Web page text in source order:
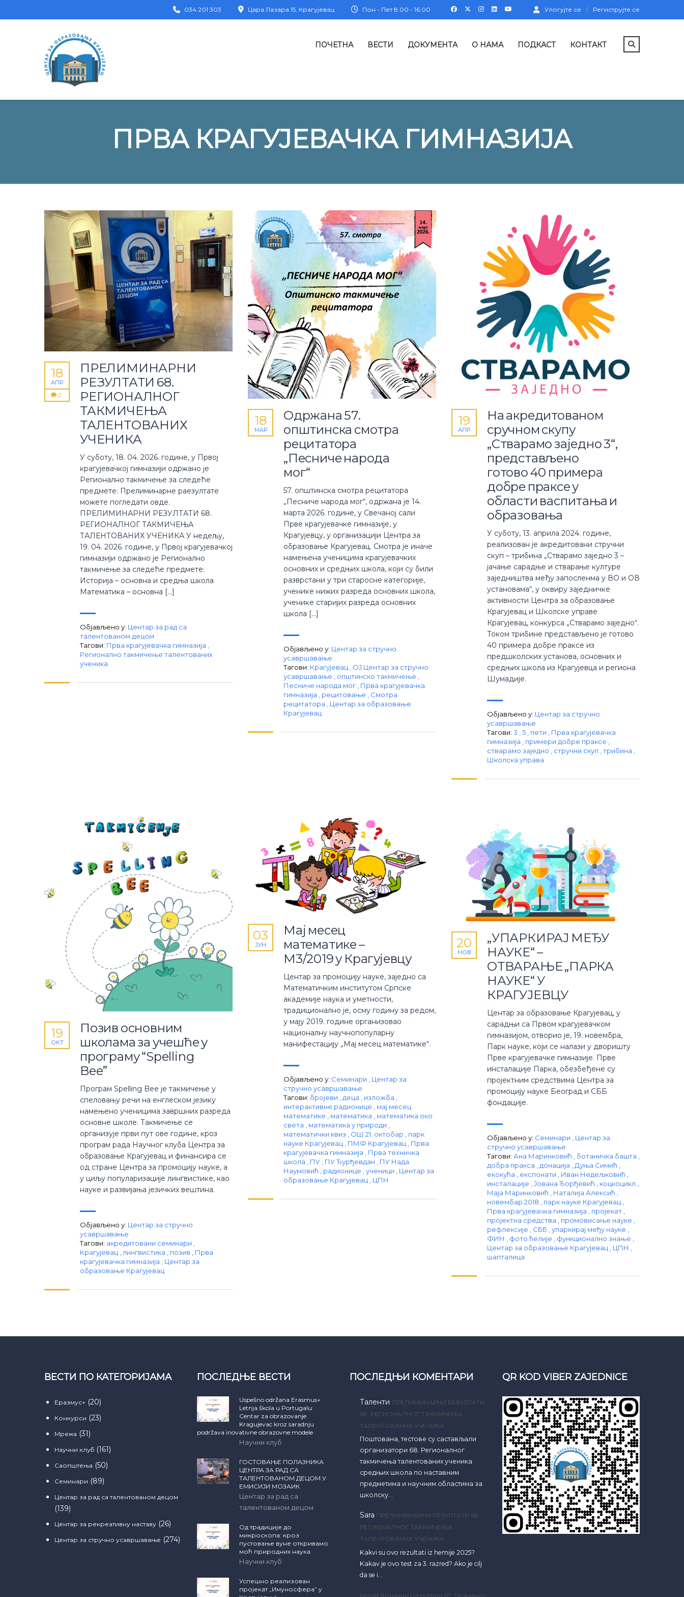
Улогујте се Региструјте се
Пон - Пет 8.00 - 16.00
Цара Лазара 15, Крагујевац
034 201 303
ПОЧЕТНА ВЕСТИ ДОКУМЕНТА О НАМА ПОДКАСТ КОНТАКТ
ПРВА КРАГУЈЕВАЧКА ГИМНАЗИЈА
ПРЕЛИМИНАРНИ
РЕЗУЛТАТИ 68.
РЕГИОНАЛНОГ
ТАКМИЧЕЊА
ТАЛЕНТОВАНИХ
УЧЕНИКА
18
АПР
2
У суботу, 18. 04. 2026. године, у Првој
крагујевачкој гимназији одржано је
Регионално такмичење за следеће
предмете: Прелиминарне раезултате
можете погледати овде.
ПРЕЛИМИНАРНИ РЕЗУЛТАТИ 68.
РЕГИОНАЛНОГ ТАКМИЧЕЊА
ТАЛЕНТОВАНИХ УЧЕНИКА У недељу,
19. 04. 2026. године, у Првој крагујевачкој
гимназији одржано је Регионално
такмичење за следеће предмете:
Историја – основна и средња школа
Математика – основна […]
Објављено у: Центар за рад са
талентованом децом
Тагови: Прва крагујевачка гимназија
Регионално такмичење талентованих
ученика
Одржана 57.
општинска смотра
рецитатора
„Песниче народа
мог“
18
МАР
57. општинска смотра рецитатора
„Песниче народа мог“, одржана је 14.
марта 2026. године, у Свечаној сали
Прве крагујевачке гимназије, у
Крагујевцу, у организацији Центра за
образовање Крагујевац. Смотра је иначе
намењена ученицима крагујевачких
основних и средњих школа, који су били
разврстани у три старосне категорије,
ученике нижих разреда основних школа,
ученике старијих разреда основних
школа […]
Објављено у: Центар за стручно
усавршавање
Тагови: Крагујевац
ОЈ Центар за стручно
усавршавање
општинско такмичење
Песниче народа мог
Прва крагујевачка
гимназија
рецитовање
Смотра
рецитатора
Центар за образовање
Крагујевац
На акредитованом
сручном скупу
„Стварамо заједно 3“,
представљено
готово 40 примера
добре праксе у
области васпитања и
образовања
19
АПР
У суботу, 13. априла 2024. године,
реализован је акредитовани стручни
скуп – трибина „Стварамо заједно 3 –
јачање сарадње и стварање културе
заједништва међу запосленма у ВО и ОВ
установама“, у оквиру заједничке
активности Центра за образовање
Крагујевац и Школске управе
Крагујевац, конкурса „Стварамо заједно“.
Током трибине представљено је готово
40 примера добре праксе из
предшколских установа, основних и
средњих школа из Крагујевца и региона
Шумадије.
Објављено у: Центар за стручно
усавршавање
Тагови: 3 5 пети
Прва крагујевачка
гимназија
примери добре праксе
стварамо заједно
стручни скуп трибина
Школска управа
Позив основним
школама за учешће у
програму “Spelling
Bee”
19
ОКТ
Програм Spelling Bee је такмичење у
спеловању речи на енглеском језику
намењено ученицима завршних разреда
основне школе. Такмичење се
организује први пут ове године, кроз
програм рада Научног клуба Центра за
образовање Крагујевац и финансира се
од стране Центра за промоцију науке, а
у циљу популаризације лингвистике, као
науке и развијања језичких вештина.
Објављено у: Центар за стручно
усавршавање
Тагови: акредитовани семинари
Крагујевац
лингвистика позив
Прва
крагујевачка гимназија
Центар за
образовање Крагујевац
Мај месец
математике –
М3/2019 у Крагујевцу
03
ЈУН
Центар за промоцију науке, заједно са
Математичким институтом Српске
академије наука и уметности,
традиционално je, осму годину за редом,
у мају 2019. године организовао
националну научнопопуларну
манифестацију „Мај месец математике“.
Објављено у: Семинари
Центар за
стручно усавршавање
Тагови: бројеви деца изложба
интерактивне радионице
мај месец
математике
математика
математика око
света
математика у природи
математички квиз
ОШ 21. октобар
парк
науке Крагујевац
ПМФ Крагујевац
Прва
крагујевачка гимназија
Прва техничка
школа
ПУ ПУ Ђурђевдан
ПУ Нада
Наумовић
радионице ученици
Центар за
образовање Крагујевац
ЦПН
„УПАРКИРАЈ МЕЂУ
НАУКЕ“ –
ОТВАРАЊЕ „ПАРКА
НАУКЕ“ У
КРАГУЈЕВЦУ
20
НОВ
Центар за образовање Крагујевац, у
сарадњи са Првом крагујевачком
гимназијом, отворио је, 19. новембра,
Парк науке, који се налази у дворишту
Прве крагујевачке гимназије. Прве
инсталације Парка, обезбеђене су
пројектним средствима Центра за
промоцију науке Београд и СББ
фондације.
Објављено у: Семинари
Центар за
стручно усавршавање
Тагови: Ана Маринковић ботаничка башта
добра пракса
донација Дуња Симић
екокућа
експонати Иван Недељковић
инсталације
Јована Ђорђевић коцкоцикл
Маја Маринковић
Наталија Алексић
новембар 2018
парк науке Крагујевац
Прва крагујевачка гимназија
пројекат
пројектна средства
промовисање науке
рефлексије
СББ упаркирај међу науке
ФИН
фото ћелије функционално знање
Центар за образовање Крагујевац
ЦПН
шапталица
ВЕСТИ ПО КАТЕГОРИЈАМА
Еразмус+ (20)
Конкурси (23)
Мрежа (31)
Научни клуб (161)
Саопштења (50)
Семинари (89)
Центар за рад са талентованом децом
(139)
Центар за рекреативну наставу (26)
Центар за стручно усавршавање (274)
ПОСЛЕДЊЕ ВЕСТИ
Uspešno održana Erasmus+
Letnja škola u Portugalu:
Centar za obrazovanje
Kragujevac kroz saradnju
podržava inovativne obrazovne modele
Научни клуб
ГОСТОВАЊЕ ПОЛАЗНИКА
ЦЕНТРА ЗА РАД СА
ТАЛЕНТОВАНОМ ДЕЦОМ У
ЕМИСИЈИ МОЗАИК
Центар за рад са
талентованом децом
Од традиције до
микроскопа: кроз
пустовање вуне откривамо
моћ природних наука
Научни клуб
Успешно реализован
пројекат „Имуносфера” у
ПОСЛЕДЊИ КОМЕНТАРИ
Таленти ПРЕЛИМИНАРНИ РЕЗУЛТАТИ
68. РЕГИОНАЛНОГ ТАКМИЧЕЊА
ТАЛЕНТОВАНИХ УЧЕНИКА
Поштована, тестове су састављали
организатори 68. Регионалног
такмичења талентованих ученика
средњих школа по наставним
предметима и научним областима за
школску…
Sara ПРЕЛИМИНАРНИ РЕЗУЛТАТИ 68.
РЕГИОНАЛНОГ ТАКМИЧЕЊА
ТАЛЕНТОВАНИХ УЧЕНИКА
Kakvi su ovo rezultati iz hemije 2025?
Kakav je ovo test za 3. razred? Ako je cilj
da se i…
Nenad Коначни резултати 67. Државног
QR KOD VIBER ZAJEDNICE